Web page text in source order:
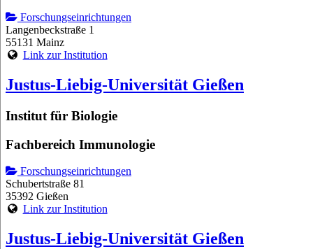
Forschungseinrichtungen
Langenbeckstraße 1
55131 Mainz
Link zur Institution
Justus-Liebig-Universität Gießen
Institut für Biologie
Fachbereich Immunologie
Forschungseinrichtungen
Schubertstraße 81
35392 Gießen
Link zur Institution
Justus-Liebig-Universität Gießen